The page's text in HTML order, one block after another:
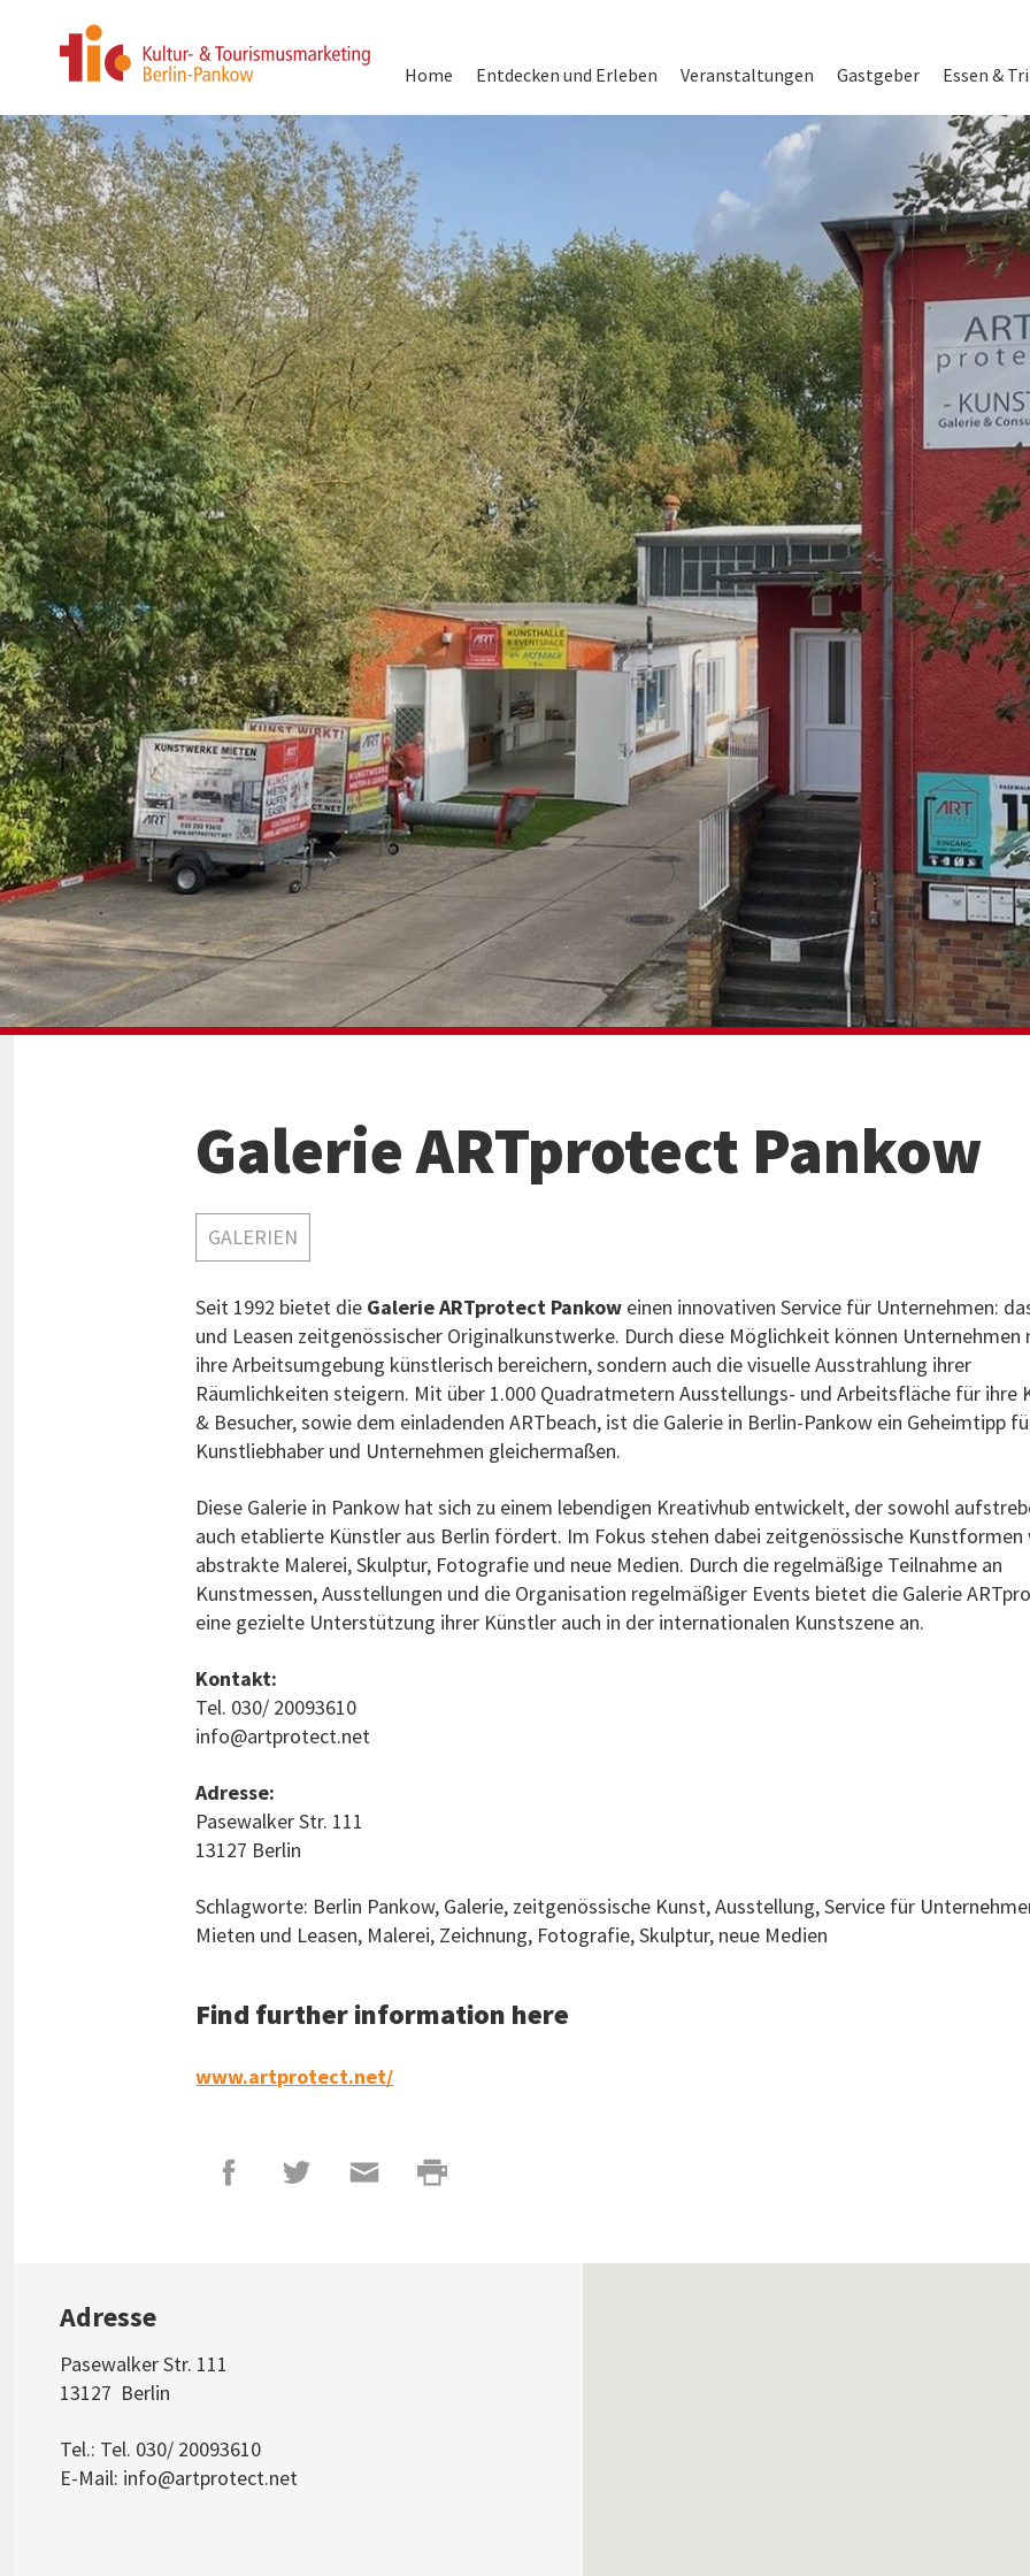
Direkt
zum
Inhalt
Home
Entdecken und Erleben Veranstaltungen Gastgeber Essen &
Galerie ARTprotect Pankow
GALERIEN
Seit 1992 bietet die Galerie ARTprotect Pankow einen innovativen Service für Unternehmen:
und Leasen zeitgenössischer Originalkunstwerke. Durch diese Möglichkeit können Unternehmen
ihre Arbeitsumgebung künstlerisch bereichern, sondern auch die visuelle Ausstrahlung ihrer
Räumlichkeiten steigern. Mit über 1.000 Quadratmetern Ausstellungs- und Arbeitsfläche für ihre
& Besucher, sowie dem einladenden ARTbeach, ist die Galerie in Berlin-Pankow ein Geheimtipp
Kunstliebhaber und Unternehmen gleichermaßen.
Diese Galerie in Pankow hat sich zu einem lebendigen Kreativhub entwickelt, der sowohl
auch etablierte Künstler aus Berlin fördert. Im Fokus stehen dabei zeitgenössische Kunstformen
abstrakte Malerei, Skulptur, Fotografie und neue Medien. Durch die regelmäßige Teilnahme an
Kunstmessen, Ausstellungen und die Organisation regelmäßiger Events bietet die Galerie
eine gezielte Unterstützung ihrer Künstler auch in der internationalen Kunstszene an.
Kontakt:
Tel. 030/ 20093610
info@artprotect.net
Adresse:
Pasewalker Str. 111
13127 Berlin
Schlagworte: Berlin Pankow, Galerie, zeitgenössische Kunst, Ausstellung, Service für
Mieten und Leasen, Malerei, Zeichnung, Fotografie, Skulptur, neue Medien
Find further information here
www.artprotect.net/
Adresse
Pasewalker Str. 111
13127 Berlin
Tel.: Tel. 030/ 20093610
E-Mail: info@artprotect.net